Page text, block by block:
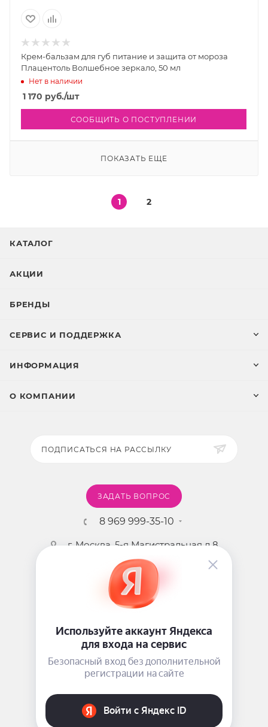
Крем-бальзам для губ питание и защита от мороза
Плацентоль Волшебное зеркало, 50 мл
Нет в наличии
1 170 руб./шт
СООБЩИТЬ О ПОСТУПЛЕНИИ
ПОКАЗАТЬ ЕЩЕ
1 2
КАТАЛОГ
АКЦИИ
БРЕНДЫ
СЕРВИС И ПОДДЕРЖКА
ИНФОРМАЦИЯ
О КОМПАНИИ
ПОДПИСАТЬСЯ НА РАССЫЛКУ
ЗАДАТЬ ВОПРОС
8 969 999-35-10
г. Москва, 5-я Магистральная д.8
2009 - 2026 ©Pink-Girl.ru